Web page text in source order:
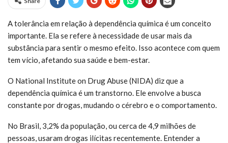
A tolerância em relação à dependência química é um conceito
importante. Ela se refere à necessidade de usar mais da
substância para sentir o mesmo efeito. Isso acontece com quem
tem vício, afetando sua saúde e bem-estar.
O National Institute on Drug Abuse (NIDA) diz que a
dependência química é um transtorno. Ele envolve a busca
constante por drogas, mudando o cérebro e o comportamento.
No Brasil, 3,2% da população, ou cerca de 4,9 milhões de
pessoas, usaram drogas ilícitas recentemente. Entender a